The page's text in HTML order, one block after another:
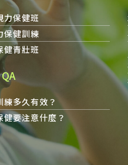
力保健班
保健訓練
健青壯班
練多久有效？
健要注意什麼？